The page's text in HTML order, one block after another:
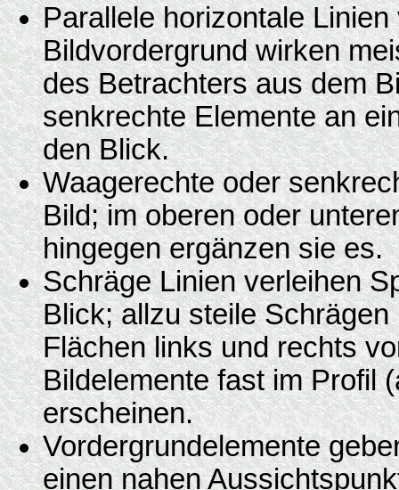
Parallele horizontale
Bildvordergrund wirken
des Betrachters aus dem
senkrechte Elemente an
den Blick.
Waagerechte oder
Bild; im oberen oder
hingegen ergänzen sie es.
Schräge Linien verleihen
Blick; allzu steile
Flächen links und rechts
Bildelemente fast im Profil
erscheinen.
Vordergrundelemente
einen nahen